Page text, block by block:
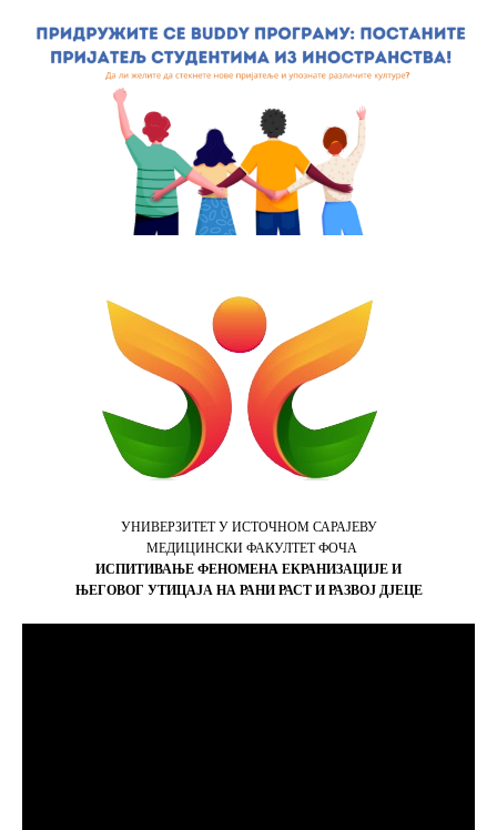
УНИВЕРЗИТЕТ У ИСТОЧНОМ САРАЈЕВУ
МЕДИЦИНСКИ ФАКУЛТЕТ ФОЧА
ИСПИТИВАЊЕ ФЕНОМЕНА ЕКРАНИЗАЦИЈЕ И
ЊЕГОВОГ УТИЦАЈА НА РАНИ РАСТ И РАЗВОЈ ДЈЕЦЕ